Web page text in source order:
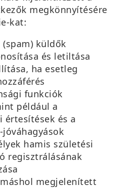
megkönnyítésére
kat:
küldők
és letiltása
ha esetleg
funkciók
például a
értesítések és a
hamis születési
regisztrálásának
megjelenített